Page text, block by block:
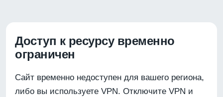
Доступ к ресурсу временно
ограничен
Сайт временно недоступен для вашего региона,
либо вы используете VPN. Отключите VPN и